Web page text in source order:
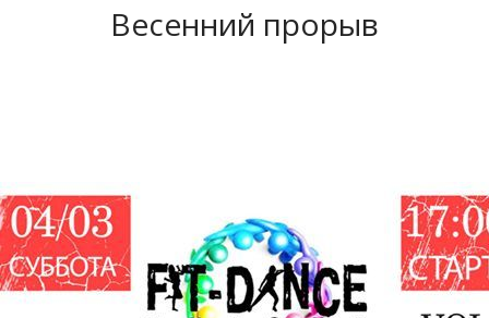
Весенний прорыв